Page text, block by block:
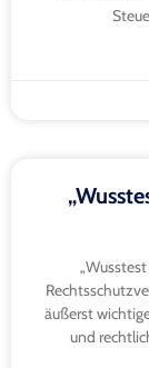
äußerst
und